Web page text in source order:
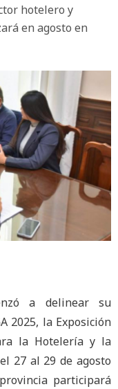
hotelero y
en agosto en
a delinear su
2025, la Exposición
la Hotelería y la
27 al 29 de agosto
participará